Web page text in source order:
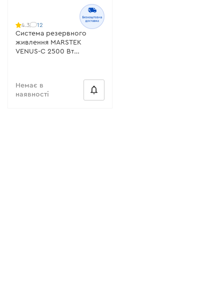
4.3 12
Система резервного
живлення MARSTEK
VENUS-C 2500 Вт
Немає в
наявності